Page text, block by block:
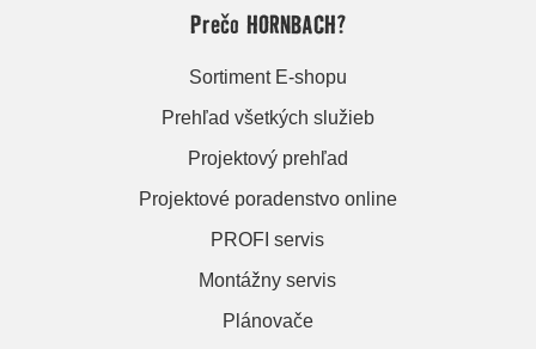
Prečo HORNBACH?
Sortiment E-shopu
Prehľad všetkých služieb
Projektový prehľad
Projektové poradenstvo online
PROFI servis
Montážny servis
Plánovače